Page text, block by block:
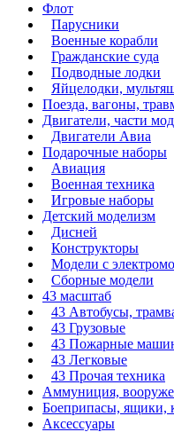
Флот
Парусники
Военные корабли
Гражданские суда
Подводные лодки
Яйцелодки,
Поезда, вагоны,
Двигатели, части
Двигатели Авиа
Подарочные наборы
Авиация
Военная техника
Игровые наборы
Детский моделизм
Дисней
Конструкторы
Модели с
Сборные модели
43 масштаб
43 Автобусы,
43 Грузовые
43 Пожарные
43 Легковые
43 Прочая техника
Аммуниция,
Боеприпасы, ящики,
Аксессуары